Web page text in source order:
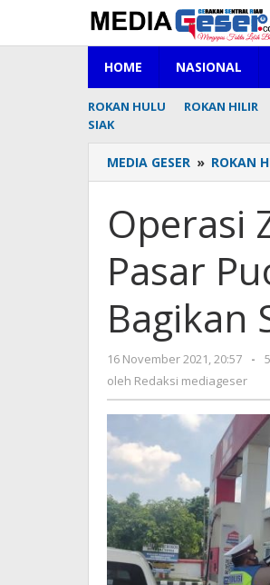
konten
HOME NASIONAL
ROKAN HULU ROKAN HILIR
SIAK
MEDIA GESER » ROKAN
Operasi
Pasar
Bagikan
16 November 2021, 20:57 -
oleh Redaksi mediageser